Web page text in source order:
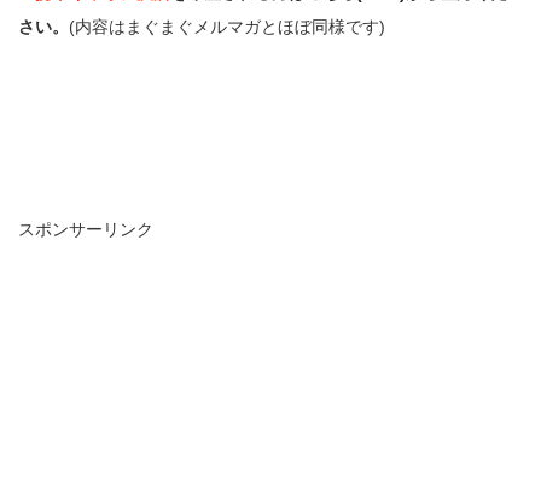
さい。 (内容はまぐまぐメルマガとほぼ同様です)
スポンサーリンク